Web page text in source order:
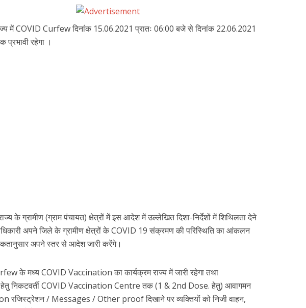
में COVID Curfew दिनांक 15.06.2021 प्रातः 06:00 बजे से दिनांक 22.06.2021
प्रभावी रहेगा ।
के ग्रामीण (ग्राम पंचायत) क्षेत्रों में इस आदेश में उल्लेखित दिशा-निर्देशों में शिथिलता देने
अपने जिले के ग्रामीण क्षेत्रों के COVID 19 संक्रमण की परिस्थिति का आंकलन
अपने स्तर से आदेश जारी करेंगे।
के मध्य COVID Vaccination का कार्यक्रम राज्य में जारी रहेगा तथा
निकटवर्ती COVID Vaccination Centre तक (1 & 2nd Dose. हेतु) आवागमन
रजिस्ट्रेशन / Messages / Other proof दिखाने पर व्यक्तियों को निजी वाहन,